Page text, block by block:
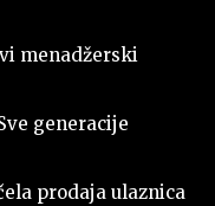
menadžerski
generacije
prodaja ulaznica